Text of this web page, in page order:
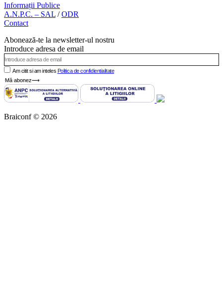
Informații Publice
A.N.P.C. – SAL /ODR
Contact
Abonează-te la newsletter-ul nostru
Introduce adresa de email
Am citit si am inteles Politica de confidientialitate
Mă abonez⟶
Braiconf © 2026